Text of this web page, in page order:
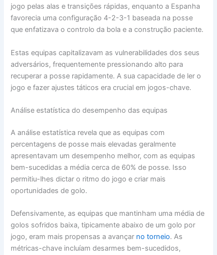
jogo pelas alas e transições rápidas, enquanto a Espanha
favorecia uma configuração 4-2-3-1 baseada na posse
que enfatizava o controlo da bola e a construção paciente.
Estas equipas capitalizavam as vulnerabilidades dos seus
adversários, frequentemente pressionando alto para
recuperar a posse rapidamente. A sua capacidade de ler o
jogo e fazer ajustes táticos era crucial em jogos-chave.
Análise estatística do desempenho das equipas
A análise estatística revela que as equipas com
percentagens de posse mais elevadas geralmente
apresentavam um desempenho melhor, com as equipas
bem-sucedidas a média cerca de 60% de posse. Isso
permitiu-lhes dictar o ritmo do jogo e criar mais
oportunidades de golo.
Defensivamente, as equipas que mantinham uma média de
golos sofridos baixa, tipicamente abaixo de um golo por
jogo, eram mais propensas a avançar no torneio. As
métricas-chave incluíam desarmes bem-sucedidos,